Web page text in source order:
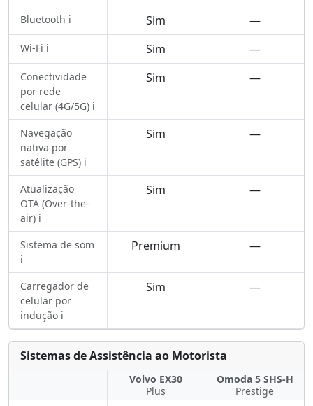
Bluetooth ℹ️ Sim —
Wi-Fi ℹ️ Sim —
Conectividade
por rede
celular (4G/5G) ℹ️
Sim —
Navegação
nativa por
satélite (GPS) ℹ️
Sim —
Atualização
OTA (Over-the-
air) ℹ️
Sim —
Sistema de som
ℹ️
Premium —
Carregador de
celular por
indução ℹ️
Sim —
Sistemas de Assistência ao Motorista
Volvo EX30
Plus
Omoda 5 SHS-H
Prestige